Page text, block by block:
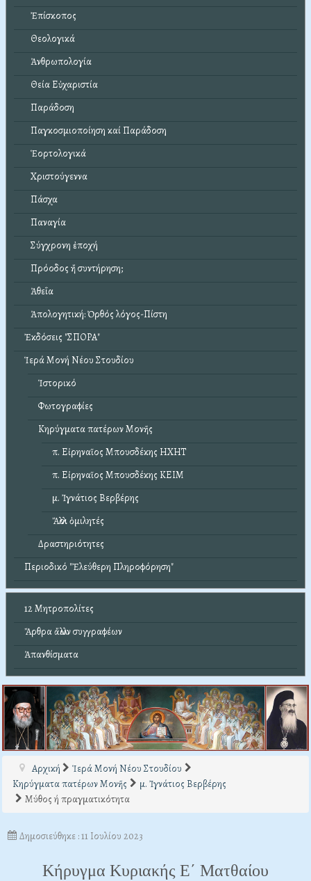
Ἐπίσκοπος
Θεολογικά
Ἀνθρωπολογία
Θεία Εὐχαριστία
Παράδοση
Παγκοσμιοποίηση καί Παράδοση
Ἑορτολογικά
Χριστούγεννα
Πάσχα
Παναγία
Σύγχρονη ἐποχή
Πρόοδος ἤ συντήρηση;
Ἀθεΐα
Ἀπολογητική: Ὀρθός λόγος-Πίστη
Ἐκδόσεις "ΣΠΟΡΑ"
Ἱερά Μονή Νέου Στουδίου
Ἱστορικό
Φωτογραφίες
Κηρύγματα πατέρων Μονῆς
π. Εἰρηναῖος Μπουσδέκης ΗΧΗΤ
π. Εἰρηναῖος Μπουσδέκης ΚΕΙΜ
μ. Ἰγνάτιος Βερβέρης
Ἄλλοι ὁμιλητές
Δραστηριότητες
Περιοδικό "Ἐλεύθερη Πληροφόρηση"
12 Μητροπολίτες
Ἄρθρα ἄλλων συγγραφέων
Ἀπανθίσματα
Αρχική
Ἱερά Μονή Νέου Στουδίου
Κηρύγματα πατέρων Μονῆς
μ. Ἰγνάτιος Βερβέρης
Μύθος ή πραγματικότητα
Δημοσιεύθηκε : 11 Ιουλίου 2023
Κήρυγμα Κυριακής Ε΄ Ματθαίου